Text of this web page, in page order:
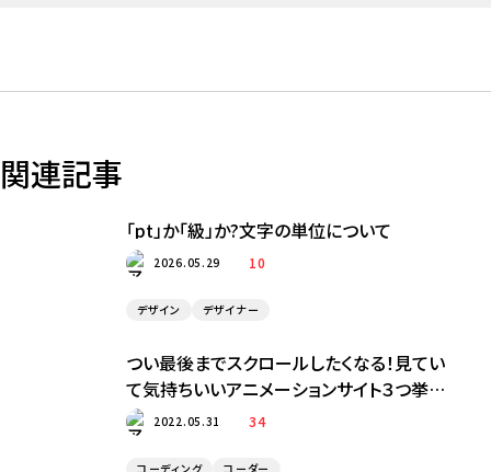
関連記事
「pt」か「級」か?文字の単位について
2026.05.29 10
デザイン デザイナー
つい最後までスクロールしたくなる！見てい
て気持ちいいアニメーションサイト３つ挙げ
てみました！！
2022.05.31 34
コーディング コーダー